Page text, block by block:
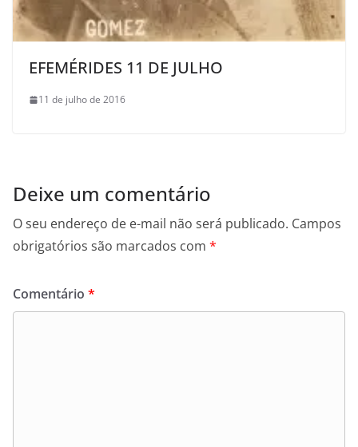
EFEMÉRIDES 11 DE JULHO
11 de julho de 2016
Deixe um comentário
O seu endereço de e-mail não será publicado. Campos
obrigatórios são marcados com *
Comentário *